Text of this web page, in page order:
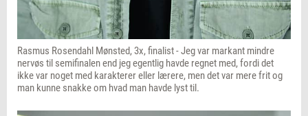
Rasmus Rosendahl Mønsted, 3x, finalist - Jeg var markant mindre
nervøs til semifinalen end jeg egentlig havde regnet med, fordi det
ikke var noget med karakterer eller lærere, men det var mere frit og
man kunne snakke om hvad man havde lyst til.